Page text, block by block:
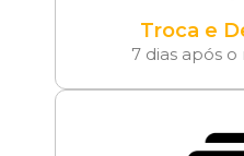
Troca e
7 dias após